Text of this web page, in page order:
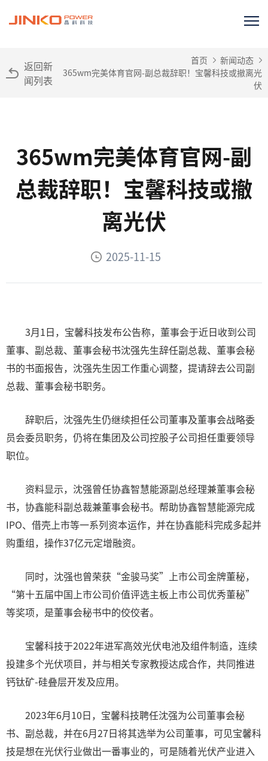
返回新
闻列表
首页
新闻动态
365wm完美体育官网-副总裁辞职！宝馨科技或撤离光
伏
365wm完美体育官网-副
总裁辞职！宝馨科技或撤
离光伏
2025-11-15
3月1日，宝馨科技发布公告称，董事会于近日收到公司
董事、副总裁、董事会秘书沈强先生辞任副总裁、董事会秘
书的书面报告，沈强先生因工作重心调整，提请辞去公司副
总裁、董事会秘书职务。
辞职后，沈强先生仍继续担任公司董事及董事会战略委
员会委员职务，仍将在集团及公司控股子公司担任重要领导
职位。
资料显示，沈强曾任协鑫智慧能源副总经理兼董事会秘
书，协鑫能科副总裁兼董事会秘书。帮助协鑫智慧能源完成
IPO、借壳上市等一系列资本运作，并在协鑫能科完成多起并
购重组，操作37亿元定增融资。
同时，沈强也曾荣获“金骏马奖”上市公司金牌董秘，
“第十五届中国上市公司价值评选主板上市公司优秀董秘”
等奖项，是董事会秘书中的佼佼者。
宝馨科技于2022年进军高效光伏电池及组件制造，连续
投建多个光伏项目，并与相关专家教授达成合作，共同推进
钙钛矿-硅叠层开发及应用。
2023年6月10日，宝馨科技聘任沈强为公司董事会秘
书、副总裁，并在6月27日将其选举为公司董事，可见宝馨科
技是想在光伏行业做出一番事业的，可是随着光伏产业进入